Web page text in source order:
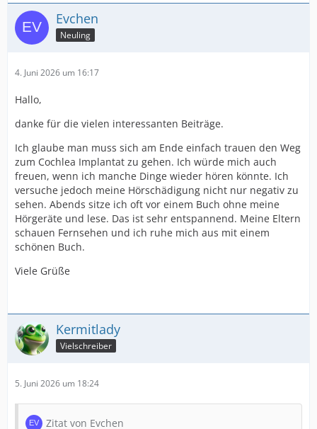
Evchen
Neuling
4. Juni 2026 um 16:17
Hallo,
danke für die vielen interessanten Beiträge.
Ich glaube man muss sich am Ende einfach trauen den Weg
zum Cochlea Implantat zu gehen. Ich würde mich auch
freuen, wenn ich manche Dinge wieder hören könnte. Ich
versuche jedoch meine Hörschädigung nicht nur negativ zu
sehen. Abends sitze ich oft vor einem Buch ohne meine
Hörgeräte und lese. Das ist sehr entspannend. Meine Eltern
schauen Fernsehen und ich ruhe mich aus mit einem
schönen Buch.
Viele Grüße
Kermitlady
Vielschreiber
5. Juni 2026 um 18:24
Zitat von Evchen